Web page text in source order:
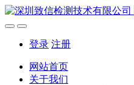
登录 注册
网站首页
关于我们